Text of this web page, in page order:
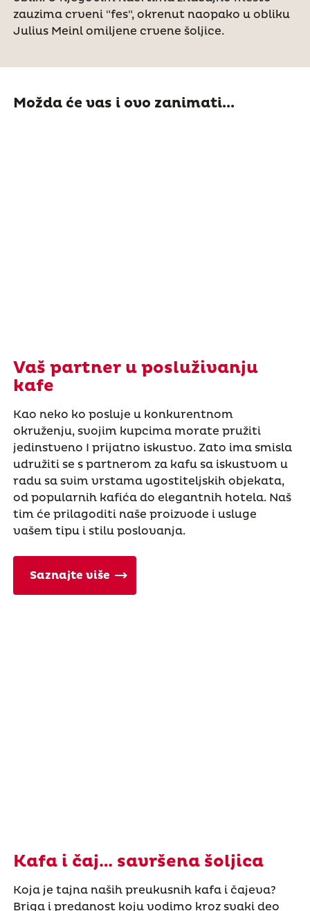
zauzima crveni "fes", okrenut naopako u obliku
Julius Meinl omiljene crvene šoljice.
Možda će vas i ovo zanimati...
Vaš partner u posluživanju
kafe
Kao neko ko posluje u konkurentnom
okruženju, svojim kupcima morate pružiti
jedinstveno I prijatno iskustvo. Zato ima smisla
udružiti se s partnerom za kafu sa iskustvom u
radu sa svim vrstama ugostiteljskih objekata,
od popularnih kafića do elegantnih hotela. Naš
tim će prilagoditi naše proizvode i usluge
vašem tipu i stilu poslovanja.
Saznajte više
Kafa i čaj… savršena šoljica
Koja je tajna naših preukusnih kafa i čajeva?
Briga i predanost koju vodimo kroz svaki deo